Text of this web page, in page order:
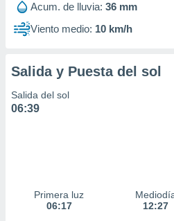
Acum. de lluvia: 36 mm
Viento medio: 10 km/h
Salida y Puesta del sol
Salida del sol
06:39
Primera luz
06:17
12:27